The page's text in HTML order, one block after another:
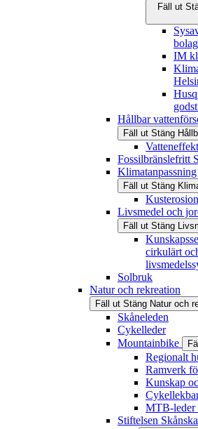
Fäll ut
IM
Hållbar
Fäll ut Stäng
Fossilbränslefritt
Klimatanpassning
Fäll ut Stäng
Kusterosion
Livsmedel och
Fäll ut Stäng
cirkulärt
Solbruk
Natur och rekreation
Fäll ut Stäng Natur och
Skåneleden
Cykelleder
Mountainbike
Regionalt
Ramverk
Kunskap
MTB-leder
Stiftelsen